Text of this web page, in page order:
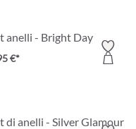
anelli - Bright Day
€*
di anelli - Silver Glamour